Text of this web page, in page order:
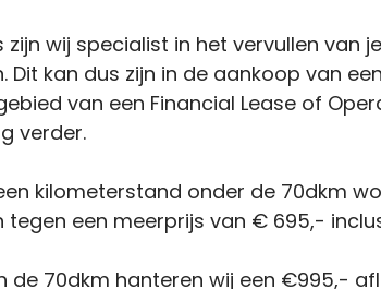
zijn wij specialist in het vervullen van je
Dit kan dus zijn in de aankoop van
van een Financial Lease of
verder.
kilometerstand onder de 70dkm
tegen een meerprijs van € 695,-
de 70dkm hanteren wij een €995,-